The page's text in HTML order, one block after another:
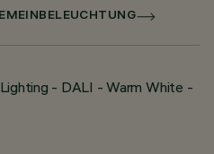
- DALI - Warm White -